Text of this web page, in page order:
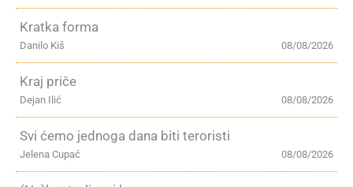
Kratka forma
08/08/2026
Danilo Kiš
Kraj priče
08/08/2026
Dejan Ilić
Svi ćemo jednoga dana biti teroristi
08/08/2026
Jelena Cupać